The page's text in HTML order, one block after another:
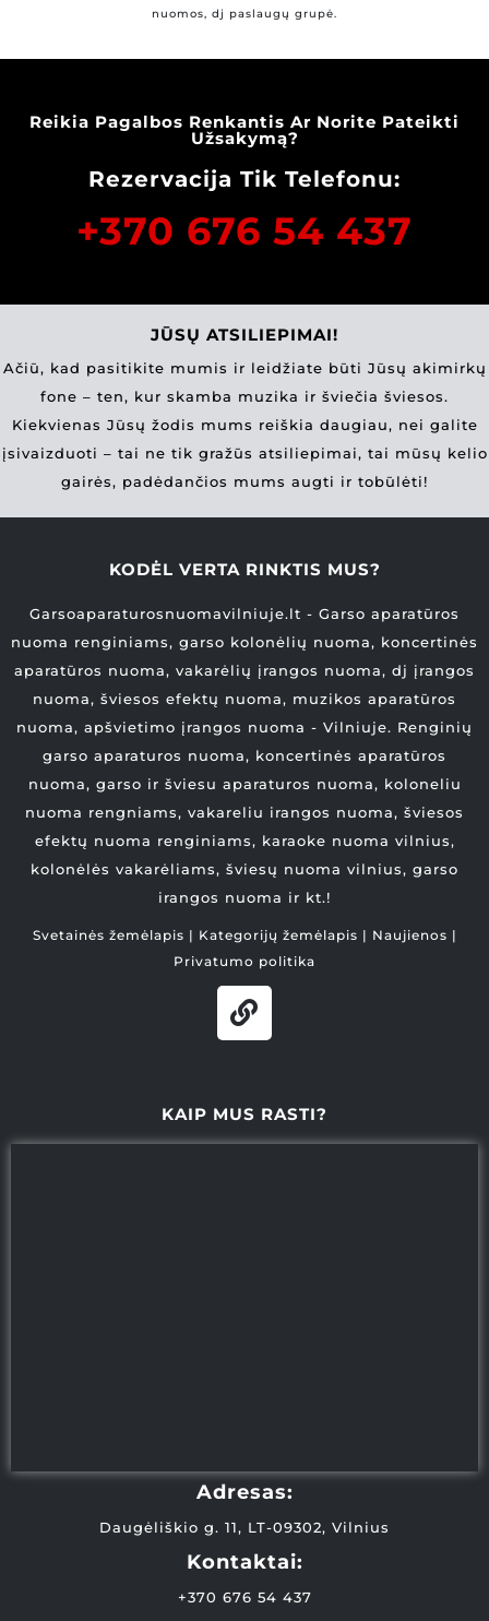
nuomos, dj paslaugų grupė.
Reikia Pagalbos Renkantis Ar Norite Pateikti
Užsakymą?
Rezervacija Tik Telefonu:
+370 676 54 437
JŪSŲ ATSILIEPIMAI!
Ačiū, kad pasitikite mumis ir leidžiate būti Jūsų akimirkų
fone – ten, kur skamba muzika ir šviečia šviesos.
Kiekvienas Jūsų žodis mums reiškia daugiau, nei galite
įsivaizduoti – tai ne tik gražūs atsiliepimai, tai mūsų kelio
gairės, padėdančios mums augti ir tobūlėti!
KODĖL VERTA RINKTIS MUS?
Garsoaparaturosnuomavilniuje.lt - Garso aparatūros
nuoma renginiams, garso kolonėlių nuoma, koncertinės
aparatūros nuoma, vakarėlių įrangos nuoma, dj įrangos
nuoma, šviesos efektų nuoma, muzikos aparatūros
nuoma, apšvietimo įrangos nuoma - Vilniuje. Renginių
garso aparaturos nuoma, koncertinės aparatūros
nuoma, garso ir šviesu aparaturos nuoma, koloneliu
nuoma rengniams, vakareliu irangos nuoma, šviesos
efektų nuoma renginiams, karaoke nuoma vilnius,
kolonėlės vakarėliams, šviesų nuoma vilnius, garso
irangos nuoma ir kt.!
Svetainės žemėlapis | Kategorijų žemėlapis | Naujienos |
Privatumo politika
KAIP MUS RASTI?
Adresas:
Daugėliškio g. 11, LT-09302, Vilnius
Kontaktai:
+370 676 54 437